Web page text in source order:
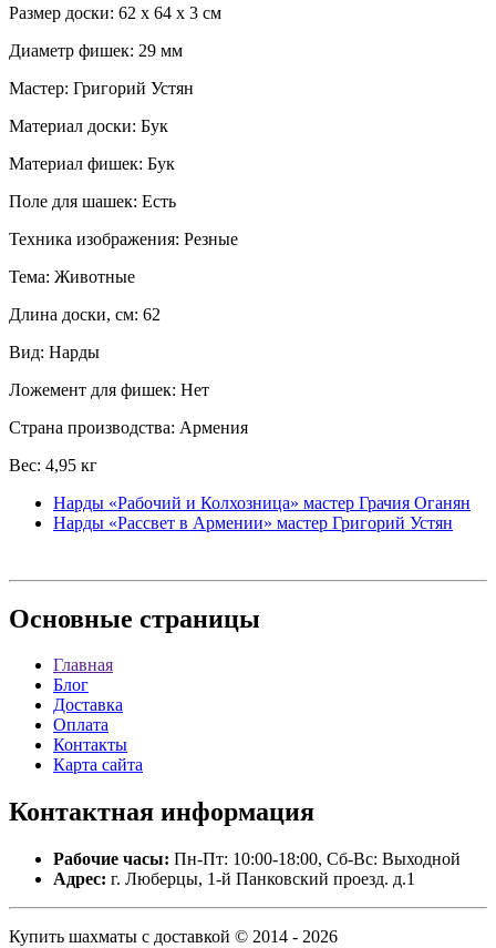
Размер доски: 62 x 64 x 3 см
Диаметр фишек: 29 мм
Мастер: Григорий Устян
Материал доски: Бук
Материал фишек: Бук
Поле для шашек: Есть
Техника изображения: Резные
Тема: Животные
Длина доски, см: 62
Вид: Нарды
Ложемент для фишек: Нет
Страна производства: Армения
Вес: 4,95 кг
Нарды «Рабочий и Колхозница» мастер Грачия Оганян
Нарды «Рассвет в Армении» мастер Григорий Устян
Основные страницы
Главная
Блог
Доставка
Оплата
Контакты
Карта сайта
Контактная информация
Рабочие часы: Пн-Пт: 10:00-18:00, Сб-Вс: Выходной
Адрес: г. Люберцы, 1-й Панковский проезд. д.1
Купить шахматы с доставкой © 2014 - 2026